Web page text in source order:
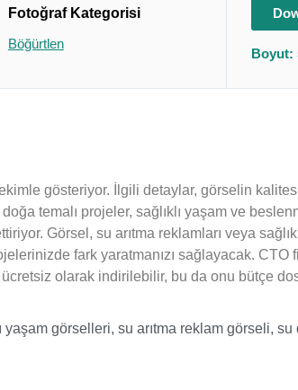
Fotoğraf Kategorisi
Böğürtlen
Boyut:
gösteriyor. İlgili detaylar, görselin
temalı projeler, sağlıklı yaşam ve
Görsel, su arıtma reklamları veya
fark yaratmanızı sağlayacak.
olarak indirilebilir, bu da onu bütçe
yaşam görselleri, su arıtma reklam görseli, su